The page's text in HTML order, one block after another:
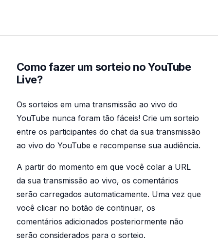
Como fazer um sorteio no YouTube
Live?
Os sorteios em uma transmissão ao vivo do
YouTube nunca foram tão fáceis! Crie um sorteio
entre os participantes do chat da sua transmissão
ao vivo do YouTube e recompense sua audiência.
A partir do momento em que você colar a URL
da sua transmissão ao vivo, os comentários
serão carregados automaticamente. Uma vez que
você clicar no botão de continuar, os
comentários adicionados posteriormente não
serão considerados para o sorteio.